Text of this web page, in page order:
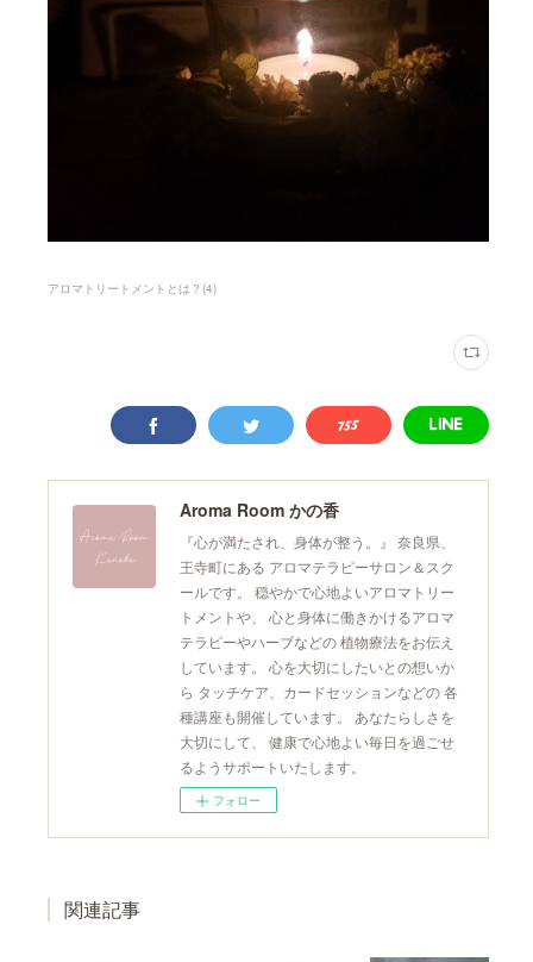
アロマトリートメントとは？ (4)
Aroma Room かの香
『心が満たされ、身体が整う。』 奈良県、
王寺町にある アロマテラピーサロン＆スク
ールです。 穏やかで心地よいアロマトリー
トメントや、 心と身体に働きかけるアロマ
テラピーやハーブなどの 植物療法をお伝え
しています。 心を大切にしたいとの想いか
ら タッチケア、カードセッションなどの 各
種講座も開催しています。 あなたらしさを
大切にして、 健康で心地よい毎日を過ごせ
るようサポートいたします。
フォロー
関連記事